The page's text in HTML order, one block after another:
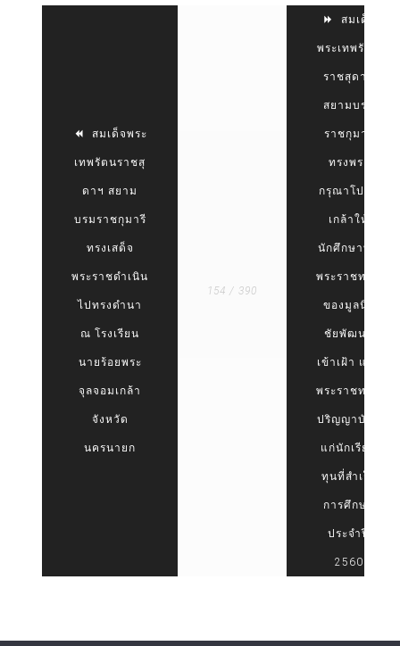
สมเด็จพระ
เทพรัตนราชสุ
ดาฯ สยาม
บรมราชกุมารี
ทรงเสด็จ
พระราชดำเนิน
ไปทรงดำนา
ณ โรงเรียน
นายร้อยพระ
จุลจอมเกล้า
จังหวัด
นครนายก
154 / 390
สมเด็จ
พระเทพรัตน
ราชสุดาฯ
สยามบรม
ราชกุมารี
ทรงพระ
กรุณาโปรด
เกล้าให้
นักศึกษาทุน
พระราชทาน
ของมูลนิธิ
ชัยพัฒนา
เข้าเฝ้า และ
พระราชทาน
ปริญญาบัตร
แก่นักเรียน
ทุนที่สำเร็จ
การศึกษา
ประจำปี
2560